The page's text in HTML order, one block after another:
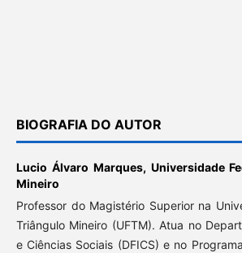
BIOGRAFIA DO AUTOR
Lucio Álvaro Marques, Universidade
Mineiro
Professor do Magistério Superior na
Triângulo Mineiro (UFTM). Atua no
e Ciências Sociais (DFICS) e no